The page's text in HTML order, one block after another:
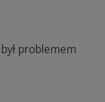
problemem